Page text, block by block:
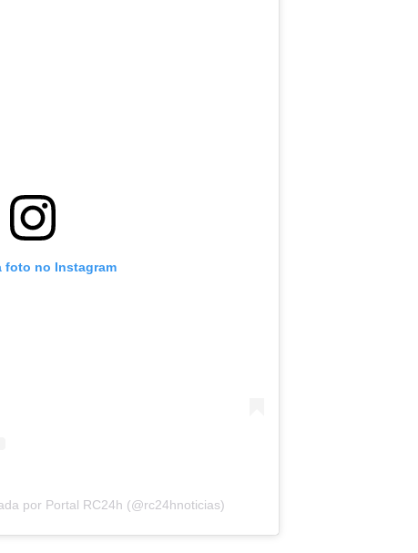
foto no Instagram
por Portal RC24h (@rc24hnoticias)